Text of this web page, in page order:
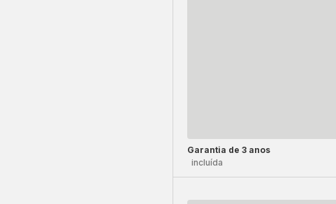
Garantia de 3 anos
incluída